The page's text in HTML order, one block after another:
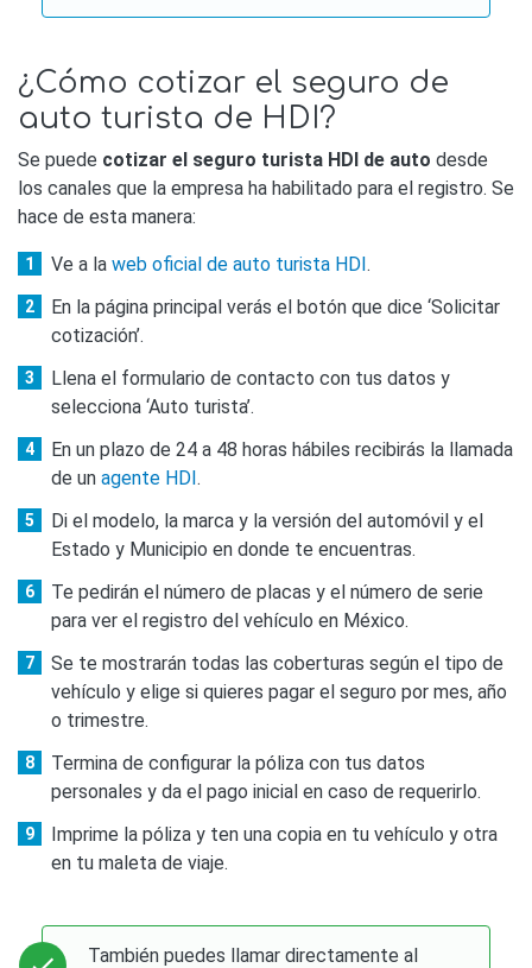
¿Cómo cotizar el seguro de
auto turista de HDI?
Se puede cotizar el seguro turista HDI de auto desde
los canales que la empresa ha habilitado para el registro. Se
hace de esta manera:
Ve a la web oficial de auto turista HDI.
En la página principal verás el botón que dice ‘Solicitar
cotización’.
Llena el formulario de contacto con tus datos y
selecciona ‘Auto turista’.
En un plazo de 24 a 48 horas hábiles recibirás la llamada
de un agente HDI.
Di el modelo, la marca y la versión del automóvil y el
Estado y Municipio en donde te encuentras.
Te pedirán el número de placas y el número de serie
para ver el registro del vehículo en México.
Se te mostrarán todas las coberturas según el tipo de
vehículo y elige si quieres pagar el seguro por mes, año
o trimestre.
Termina de configurar la póliza con tus datos
personales y da el pago inicial en caso de requerirlo.
Imprime la póliza y ten una copia en tu vehículo y otra
en tu maleta de viaje.
También puedes llamar directamente al